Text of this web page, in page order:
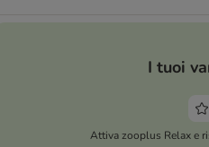
I tuoi
Attiva zooplus Relax e